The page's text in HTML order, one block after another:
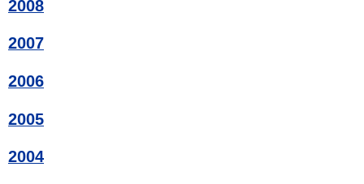
2008
2007
2006
2005
2004